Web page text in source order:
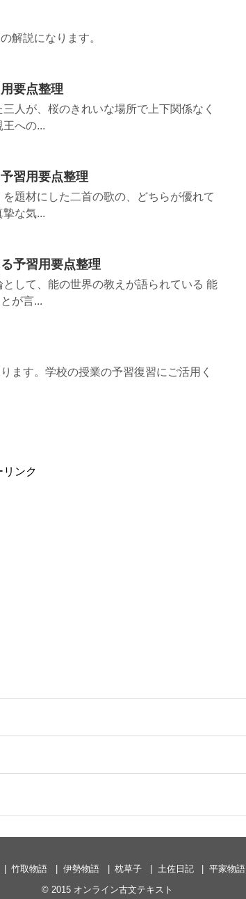
解説になります。
要点整理
人が、桜のきれいな場所で上下関係なく
への...
習用要点整理
題材にした二首の歌の、どちらが優れて
な気...
予習用要点整理
して、能の世界の教えが語られている 能
が言...
ます。学校の授業の予習復習にご活用く
リンク
竹取物語 伊勢物語 枕草子 土佐日記 平家物語
© 2015 オンライン古文テキスト